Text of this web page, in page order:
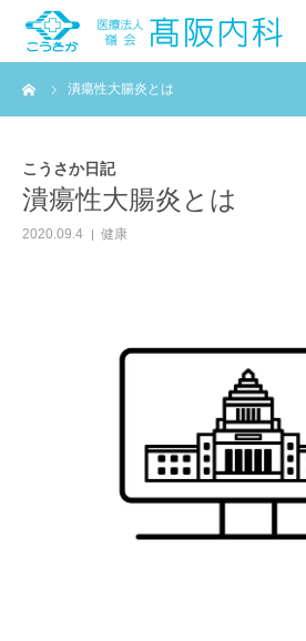
潰瘍性大腸炎とは
こうさか日記
潰瘍性大腸炎とは
2020.09.4 健康
HOME
診療案内
当院紹介
こうさか日記(ブログ)